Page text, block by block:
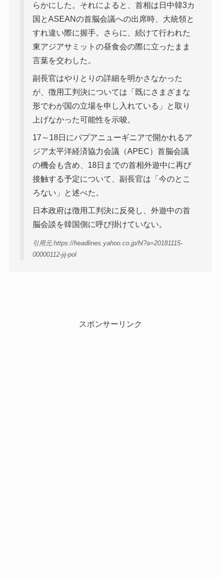
らかにした。それによると、首相は日中韓3カ
国とASEANの首脳会議への出席時、大統領と
すれ違い際に握手。さらに、続けて行われた
東アジアサミットの昼食会の際に立ったまま
言葉を交わした。
副長官はやりとりの詳細を明かさなかった
が、徴用工判決については「既にさまざまな
形でわが国の立場を申し入れている」と取り
上げなかった可能性を示唆。
17～18日にパプアニューギニアで開かれるア
ジア太平洋経済協力会議（APEC）首脳会議
の機会も含め、18日までの首相外遊中に再び
接触する予定について、副長官は「今のとこ
ろない」と述べた。
日本政府は徴用工判決に反発し、外遊中の首
脳会談を韓国側に呼び掛けていない。
引用元:https://headlines.yahoo.co.jp/hl?a=20181115-
00000112-jij-pol
スポンサーリンク